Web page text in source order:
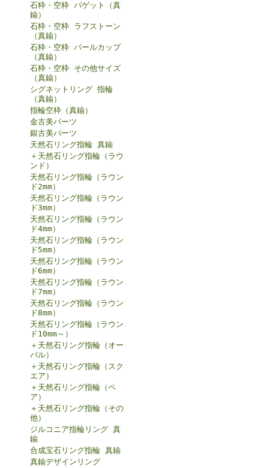
石枠・空枠 バゲット（真
鍮）
石枠・空枠 ラフストーン
（真鍮）
石枠・空枠 パールカップ
（真鍮）
石枠・空枠 その他サイズ
（真鍮）
シグネットリング 指輪
（真鍮）
指輪空枠（真鍮）
金古美パーツ
銀古美パーツ
天然石リング指輪 真鍮
＋天然石リング指輪（ラウ
ンド）
天然石リング指輪（ラウン
ド2mm）
天然石リング指輪（ラウン
ド3mm）
天然石リング指輪（ラウン
ド4mm）
天然石リング指輪（ラウン
ド5mm）
天然石リング指輪（ラウン
ド6mm）
天然石リング指輪（ラウン
ド7mm）
天然石リング指輪（ラウン
ド8mm）
天然石リング指輪（ラウン
ド10mm～）
＋天然石リング指輪（オー
バル）
＋天然石リング指輪（スク
エア）
＋天然石リング指輪（ペ
ア）
＋天然石リング指輪（その
他）
ジルコニア指輪リング 真
鍮
合成宝石リング指輪 真鍮
真鍮デザインリング